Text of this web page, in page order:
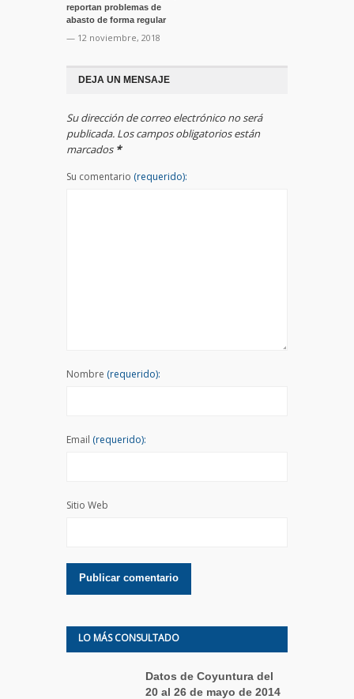
reportan problemas de
abasto de forma regular
— 12 noviembre, 2018
DEJA UN MENSAJE
Su dirección de correo electrónico no será
publicada. Los campos obligatorios están
marcados *
Su comentario (requerido):
Nombre (requerido):
Email (requerido):
Sitio Web
LO MÁS CONSULTADO
Datos de Coyuntura del
20 al 26 de mayo de 2014